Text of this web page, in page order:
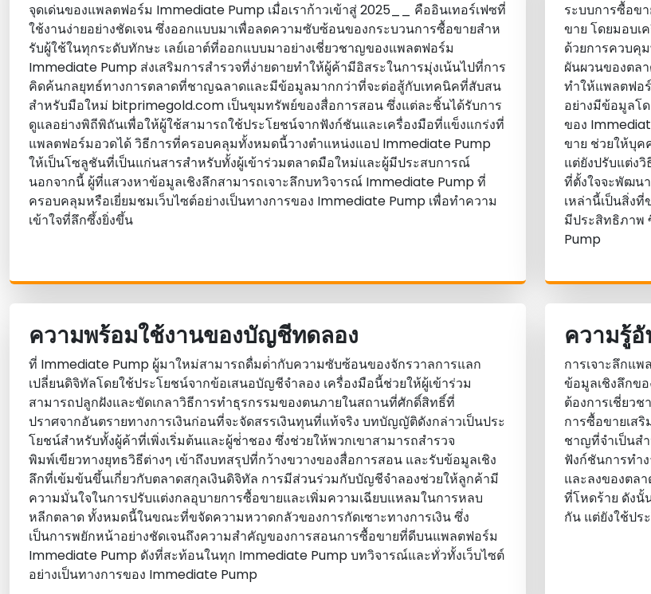
จุดเด่นของแพลตฟอร์ม Immediate Pump เมื่อเราก้าวเข้าสู่ 2025__ คืออินเทอร์เฟซที่
ใช้งานง่ายอย่างชัดเจน ซึ่งออกแบบมาเพื่อลดความซับซ้อนของกระบวนการซื้อขายสําห
รับผู้ใช้ในทุกระดับทักษะ เลย์เอาต์ที่ออกแบบมาอย่างเชี่ยวชาญของแพลตฟอร์ม
Immediate Pump ส่งเสริมการสํารวจที่ง่ายดายทําให้ผู้ค้ามีอิสระในการมุ่งเน้นไปที่การ
คิดค้นกลยุทธ์ทางการตลาดที่ชาญฉลาดและมีข้อมูลมากกว่าที่จะต่อสู้กับเทคนิคที่สับสน
สําหรับมือใหม่ bitprimegold.com เป็นขุมทรัพย์ของสื่อการสอน ซึ่งแต่ละชิ้นได้รับการ
ดูแลอย่างพิถีพิถันเพื่อให้ผู้ใช้สามารถใช้ประโยชน์จากฟังก์ชันและเครื่องมือที่แข็งแกร่งที่
แพลตฟอร์มอวดได้ วิธีการที่ครอบคลุมทั้งหมดนี้วางตําแหน่งแอป Immediate Pump
ให้เป็นโซลูชันที่เป็นแก่นสารสําหรับทั้งผู้เข้าร่วมตลาดมือใหม่และผู้มีประสบการณ์
นอกจากนี้ ผู้ที่แสวงหาข้อมูลเชิงลึกสามารถเจาะลึกบทวิจารณ์ Immediate Pump ที่
ครอบคลุมหรือเยี่ยมชมเว็บไซต์อย่างเป็นทางการของ Immediate Pump เพื่อทําความ
เข้าใจที่ลึกซึ้งยิ่งขึ้น
ระบบการซื้อข
ขาย โดยมอบเ
ด้วยการควบคุ
ผันผวนของตล
ทําให้แพลตฟอ
อย่างมีข้อมูลโ
ของ
ขาย ช่วยให้บุค
แต่ยังปรับแต่ง
ที่ตั้งใจจะพัฒน
เหล่านี้เป็นสิ่ง
มีประสิทธิภาพ
Pump
ความพร้อมใช้งานของบัญชีทดลอง
ที่ Immediate Pump ผู้มาใหม่สามารถดื่มด่ํากับความซับซ้อนของจักรวาลการแลก
เปลี่ยนดิจิทัลโดยใช้ประโยชน์จากข้อเสนอบัญชีจําลอง เครื่องมือนี้ช่วยให้ผู้เข้าร่วม
สามารถปลูกฝังและขัดเกลาวิธีการทําธุรกรรมของตนภายในสถานที่ศักดิ์สิทธิ์ที่
ปราศจากอันตรายทางการเงินก่อนที่จะจัดสรรเงินทุนที่แท้จริง บทบัญญัติดังกล่าวเป็นประ
โยชน์สําหรับทั้งผู้ค้าที่เพิ่งเริ่มต้นและผู้ช่ําชอง ซึ่งช่วยให้พวกเขาสามารถสํารวจ
พิมพ์เขียวทางยุทธวิธีต่างๆ เข้าถึงบทสรุปที่กว้างขวางของสื่อการสอน และรับข้อมูลเชิง
ลึกที่เข้มข้นขึ้นเกี่ยวกับตลาดสกุลเงินดิจิทัล การมีส่วนร่วมกับบัญชีจําลองช่วยให้ลูกค้ามี
ความมั่นใจในการปรับแต่งกลอุบายการซื้อขายและเพิ่มความเฉียบแหลมในการหลบ
หลีกตลาด ทั้งหมดนี้ในขณะที่ขจัดความหวาดกลัวของการกัดเซาะทางการเงิน ซึ่ง
เป็นการพยักหน้าอย่างชัดเจนถึงความสําคัญของการสอนการซื้อขายที่ดีบนแพลตฟอร์ม
Immediate Pump ดังที่สะท้อนในทุก Immediate Pump บทวิจารณ์และทั่วทั้งเว็บไซต์
อย่างเป็นทางการของ Immediate Pump
ความรู้
การเจาะลึกแ
ข้อมูลเชิงลึกข
ต้องการเชี่ยว
การซื้อขายเส
ชาญที่จําเป็นสํ
ฟังก์ชันการทํา
และลงของตล
ที่โหดร้าย ดังนั้
กัน แต่ยังใช้ปร